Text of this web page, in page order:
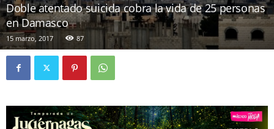
Doble atentado suicida cobra la vida de 25 personas
en Damasco
15 marzo, 2017 87